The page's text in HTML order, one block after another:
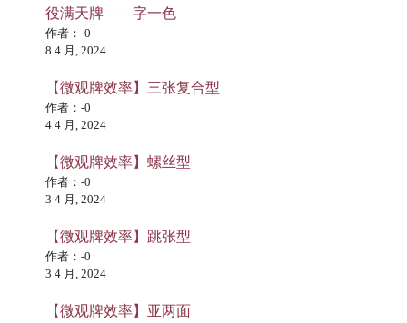
役满天牌——字一色
作者：-0
8 4 月, 2024
【微观牌效率】三张复合型
作者：-0
4 4 月, 2024
【微观牌效率】螺丝型
作者：-0
3 4 月, 2024
【微观牌效率】跳张型
作者：-0
3 4 月, 2024
【微观牌效率】亚两面